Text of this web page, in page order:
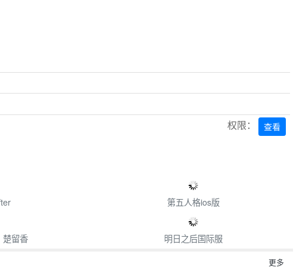
权限： 查看
第五人格ios版
楚留香 明日之后国际服
更多